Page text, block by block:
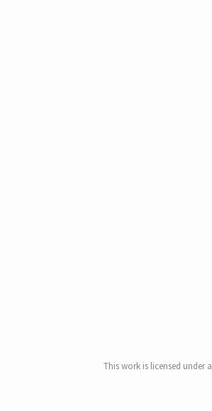
This work is licensed under a